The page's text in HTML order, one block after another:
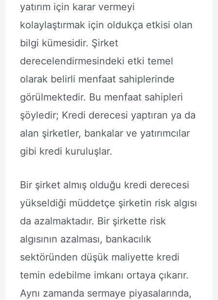
yatırım için karar vermeyi
kolaylaştırmak için oldukça etkisi olan
bilgi kümesidir. Şirket
derecelendirmesindeki etki temel
olarak belirli menfaat sahiplerinde
görülmektedir. Bu menfaat sahipleri
şöyledir; Kredi derecesi yaptıran ya da
alan şirketler, bankalar ve yatırımcılar
gibi kredi kuruluşlar.
Bir şirket almış olduğu kredi derecesi
yükseldiği müddetçe şirketin risk algısı
da azalmaktadır. Bir şirkette risk
algısının azalması, bankacılık
sektöründen düşük maliyette kredi
temin edebilme imkanı ortaya çıkarır.
Aynı zamanda sermaye piyasalarında,